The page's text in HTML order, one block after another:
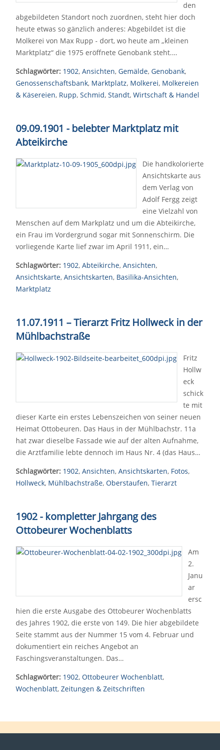
den
abgebildeten Standort noch zuordnen, steht hier doch
heute etwas so gänzlich anderes: Abgebildet ist die
Molkerei von Max Rupp - dort, wo heute am „kleinen
Marktplatz“ die 1975 eröffnete Genobank steht.…
Schlagwörter: 1902, Ansichten, Gemälde, Genobank,
Genossenschaftsbank, Marktplatz, Molkerei, Molkereien
& Käsereien, Rupp, Schmid, Standt, Wirtschaft & Handel
09.09.1901 - belebter Marktplatz mit
Abteikirche
Die handkolorierte
Ansichtskarte aus
dem Verlag von
Adolf Fergg zeigt
eine Vielzahl von
Menschen auf dem Markplatz und um die Abteikirche,
ein Frau im Vordergrund sogar mit Sonnenschirm. Die
vorliegende Karte lief zwar im April 1911, ein…
Schlagwörter: 1902, Abteikirche, Ansichten,
Ansichtskarte, Ansichtskarten, Basilika-Ansichten,
Marktplatz
11.07.1911 – Tierarzt Fritz Hollweck in der
Mühlbachstraße
Fritz
Hollw
eck
schick
te mit
dieser Karte ein erstes Lebenszeichen von seiner neuen
Heimat Ottobeuren. Das Haus in der Mühlbachstr. 11a
hat zwar dieselbe Fassade wie auf der alten Aufnahme,
die Arztfamilie lebte dennoch im Haus Nr. 4 (das Haus…
Schlagwörter: 1902, Ansichten, Ansichtskarten, Fotos,
Hollweck, Mühlbachstraße, Oberstaufen, Tierarzt
1902 - kompletter Jahrgang des
Ottobeurer Wochenblatts
Am
2.
Janu
ar
ersc
hien die erste Ausgabe des Ottobeurer Wochenblatts
des Jahres 1902, die erste von 149. Die hier abgebildete
Seite stammt aus der Nummer 15 vom 4. Februar und
dokumentiert ein reiches Angebot an
Faschingsveranstaltungen. Das…
Schlagwörter: 1902, Ottobeurer Wochenblatt,
Wochenblatt, Zeitungen & Zeitschriften